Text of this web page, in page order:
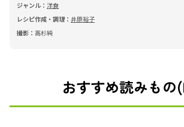
ジャンル： 洋食
レシピ作成・調理： 井原裕子
撮影： 高杉純
おすすめ読みもの